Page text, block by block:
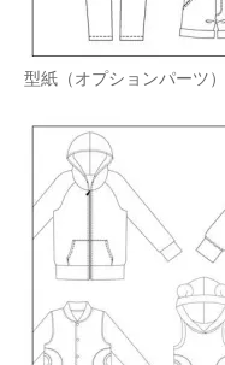
型紙（オプションパーツ）